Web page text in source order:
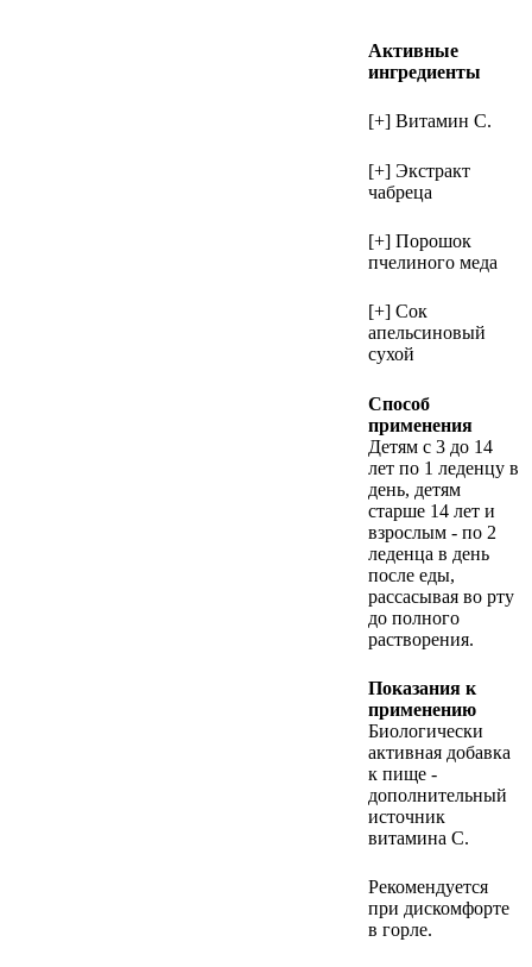
Активные
ингредиенты
[+] Витамин С.
[+] Экстракт
чабреца
[+] Порошок
пчелиного меда
[+] Сок
апельсиновый
сухой
Способ
применения
Детям с 3 до 14
лет по 1 леденцу в
день, детям
старше 14 лет и
взрослым - по 2
леденца в день
после еды,
рассасывая во рту
до полного
растворения.
Показания к
применению
Биологически
активная добавка
к пище -
дополнительный
источник
витамина С.
Рекомендуется
при дискомфорте
в горле.